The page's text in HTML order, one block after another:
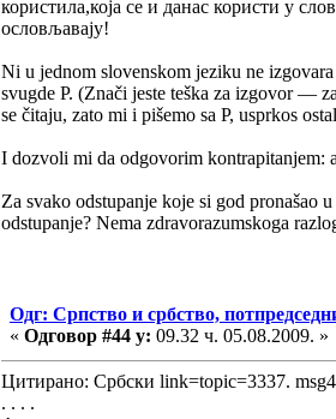
користила,која се и данас користи у
ословљавају!
Ni u jednom slovenskom jeziku ne
svugde P. (Znači jeste teška za izgovor —
se čitaju, zato mi i pišemo sa P, usprkos
I dozvoli mi da odgovorim kontrapitanjem:
Za svako odstupanje koje si god pronašao
odstupanje? Nema zdravorazumskoga
Одг: Српство и србство,
« Одговор #44 у: 09.32 ч. 05.08.2009. »
Цитирано: Србски link=topic=3337.
. . . .